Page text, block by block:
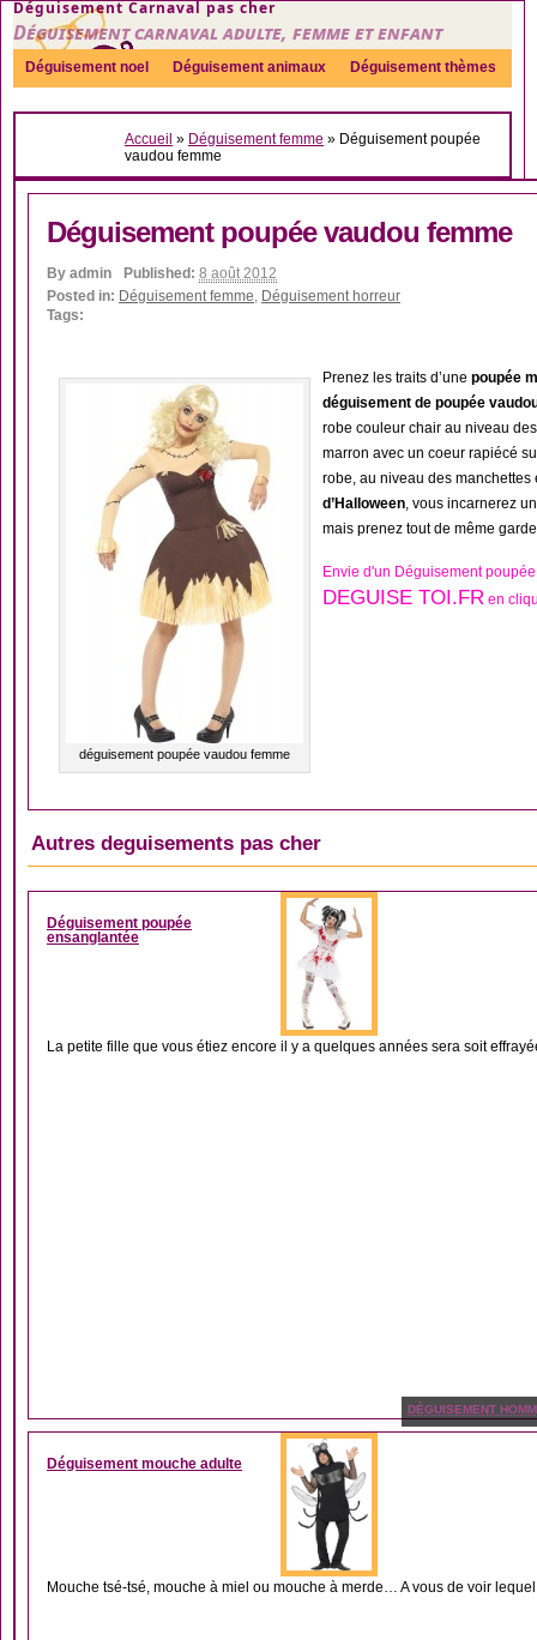
Déguisement Carnaval pas cher
Déguisement carnaval adulte, femme et enfant
Déguisement noel Déguisement animaux Déguisement thèmes
Sexy Déguisement couple Déguisements par genre Idées
Accueil » Déguisement femme » Déguisement poupée
vaudou femme
Déguisement poupée vaudou femme
By admin Published: 8 août 2012
Posted in: Déguisement femme, Déguisement horreur
Tags:
déguisement poupée vaudou femme
Prenez les traits d’une poupée
déguisement de poupée
robe couleur chair au niveau
marron avec un coeur rapiécé
robe, au niveau des
d’Halloween, vous incarnerez
mais prenez tout de même
Envie d'un Déguisement
DEGUISE TOI.FR en
Autres deguisements pas cher
DÉGUISEMENT
Déguisement poupée
ensanglantée
La petite fille que vous étiez encore il y a quelques années sera soit
DÉGUISEMENT
Déguisement mouche adulte
Mouche tsé-tsé, mouche à miel ou mouche à merde… A vous de voir